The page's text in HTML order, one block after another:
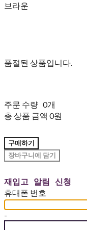
브라운
품절된 상품입니다.
주문 수량 0개
총 상품 금액 0원
구매하기
장바구니에 담기
재입고 알림 신청
휴대폰 번호
-